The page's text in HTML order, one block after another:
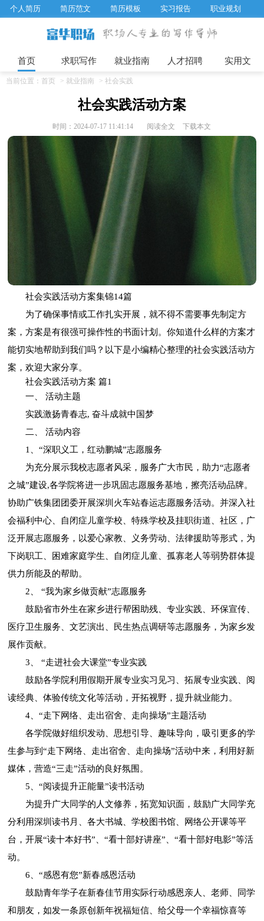
个人简历 简历范文 简历模板 实习报告
职业规划
招聘选拔 企业文化
工作计划
首页 求职写作 就业指南 人才招聘 实用文
当前位置： 首页 > 就业指南 > 社会实践
社会实践活动方案
时间：2024-07-17 11:41:14 阅读全文 下载本文
社会实践活动方案集锦14篇
为了确保事情或工作扎实开展，就不得不需要事先制定方
案，方案是有很强可操作性的书面计划。你知道什么样的方案才
能切实地帮助到我们吗？以下是小编精心整理的社会实践活动方
案，欢迎大家分享。
社会实践活动方案 篇1
一、 活动主题
实践激扬青春志, 奋斗成就中国梦
二、 活动内容
1、“深职义工，红动鹏城”志愿服务
为充分展示我校志愿者风采，服务广大市民，助力“志愿者
之城”建设,各学院将进一步巩固志愿服务基地，擦亮活动品牌。
协助广铁集团团委开展深圳火车站春运志愿服务活动。并深入社
会福利中心、自闭症儿童学校、特殊学校及挂职街道、社区，广
泛开展志愿服务，以爱心家教、义务劳动、法律援助等形式，为
下岗职工、困难家庭学生、自闭症儿童、孤寡老人等弱势群体提
供力所能及的帮助。
2、 “我为家乡做贡献”志愿服务
鼓励省市外生在家乡进行帮困助残、专业实践、环保宣传、
医疗卫生服务、文艺演出、民生热点调研等志愿服务，为家乡发
展作贡献。
3、 “走进社会大课堂”专业实践
鼓励各学院利用假期开展专业实习见习、拓展专业实践、阅
读经典、体验传统文化等活动，开拓视野，提升就业能力。
4、“走下网络、走出宿舍、走向操场”主题活动
各学院做好组织发动、思想引导、趣味导向，吸引更多的学
生参与到“走下网络、走出宿舍、走向操场”活动中来，利用好新
媒体，营造“三走”活动的良好氛围。
5、“阅读提升正能量”读书活动
为提升广大同学的人文修养，拓宽知识面，鼓励广大同学充
分利用深圳读书月、各大书城、学校图书馆、网络公开课等平
台，开展“读十本好书”、“看十部好讲座”、“看十部好电影”等活
动。
6、“感恩有您”新春感恩活动
鼓励青年学子在新春佳节用实际行动感恩亲人、老师、同学
和朋友，如发一条原创新年祝福短信、给父母一个幸福惊喜等